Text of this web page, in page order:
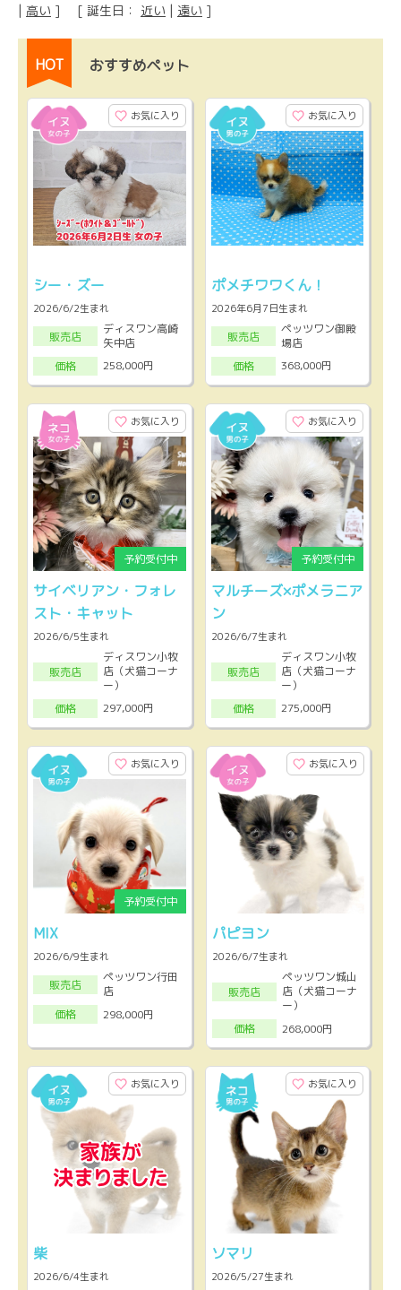
| 高い ] [ 誕生日： 近い | 遠い ]
HOT おすすめペット
お気に入り
シー・ズー
2026/6/2生まれ
販売店
ディスワン高崎
矢中店
価格
258,000円
お気に入り
ポメチワワくん！
2026年6月7日生まれ
販売店
ペッツワン御殿
場店
価格
368,000円
お気に入り
サイベリアン・フォレ
スト・キャット
2026/6/5生まれ
販売店
ディスワン小牧
店（犬猫コーナ
ー）
価格
297,000円
お気に入り
マルチーズ×ポメラニア
ン
2026/6/7生まれ
販売店
ディスワン小牧
店（犬猫コーナ
ー）
価格
275,000円
お気に入り
MIX
2026/6/9生まれ
販売店
ペッツワン行田
店
価格
298,000円
お気に入り
パピヨン
2026/6/7生まれ
販売店
ペッツワン城山
店（犬猫コーナ
ー）
価格
268,000円
お気に入り
柴
2026/6/4生まれ
お気に入り
ソマリ
2026/5/27生まれ